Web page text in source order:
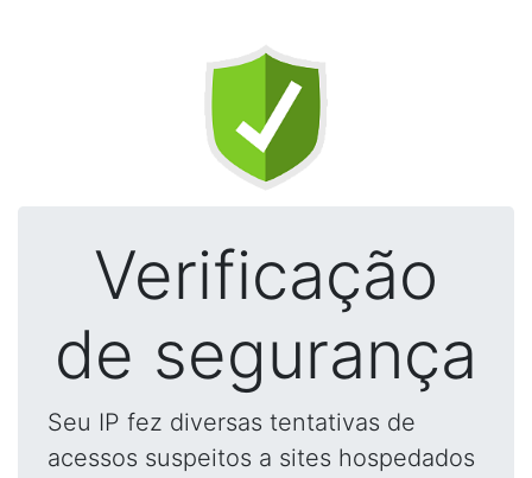
Verificação
de segurança
Seu IP fez diversas tentativas de
acessos suspeitos a sites hospedados